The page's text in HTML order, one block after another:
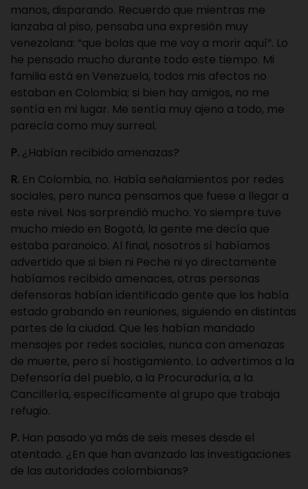
manos, disparando. Recuerdo que mientras me
lanzaba al piso, pensaba una expresión muy
venezolana: “que bolas que me voy a morir aquí”. Lo
he pensado mucho durante todo este tiempo. Mi
familia está en Venezuela, todos mis afectos no
estaban en Colombia; si bien hay amigos, no me
sentía en mi lugar. Me sentía muy ajeno a todo, me
parecía como muy surreal.
P. ¿Habían recibido amenazas?
R. En Colombia, no. Había señalamientos por redes
sociales, pero nunca pensamos que fuese a llegar a
este nivel. Nos sorprendió mucho. Yo siempre tuve
mucho miedo en Bogotá, la gente me decía que
estaba paranoico. Al final, nosotros sí habíamos
advertido que si bien ni Peche ni yo directamente
habíamos recibido amenaces, otras personas
defensoras habían identificado gente que los había
estado grabando en reuniones, siguiendo en distintas
partes de la ciudad. Que les habían mandado
mensajes por redes sociales, nunca con amenazas
de muerte, pero sí hostigamiento. Lo advertimos a la
Defensoría del pueblo, a la Procuraduría, a la
Cancillería, específicamente al grupo que trabaja
refugio.
P. Han pasado ya más de seis meses desde el
atentado. ¿En que han avanzado las investigaciones
de las autoridades colombianas?